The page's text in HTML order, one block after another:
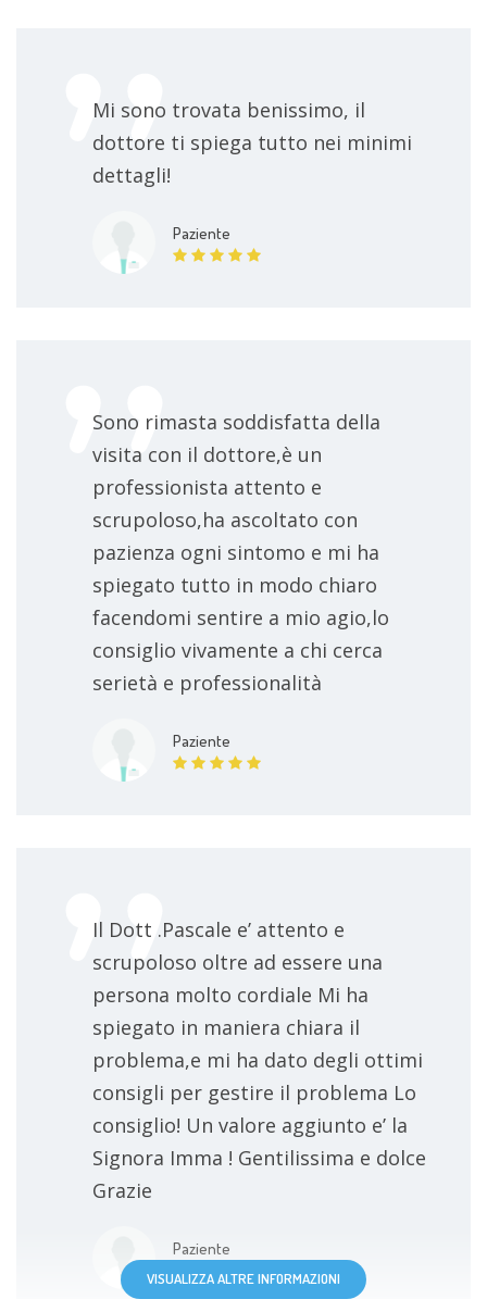
Mi sono trovata benissimo, il
dottore ti spiega tutto nei minimi
dettagli!
Paziente
Sono rimasta soddisfatta della
visita con il dottore,è un
professionista attento e
scrupoloso,ha ascoltato con
pazienza ogni sintomo e mi ha
spiegato tutto in modo chiaro
facendomi sentire a mio agio,lo
consiglio vivamente a chi cerca
serietà e professionalità
Paziente
Il Dott .Pascale e’ attento e
scrupoloso oltre ad essere una
persona molto cordiale Mi ha
spiegato in maniera chiara il
problema,e mi ha dato degli ottimi
consigli per gestire il problema Lo
consiglio! Un valore aggiunto e’ la
Signora Imma ! Gentilissima e dolce
Grazie
Paziente
VISUALIZZA ALTRE INFORMAZIONI